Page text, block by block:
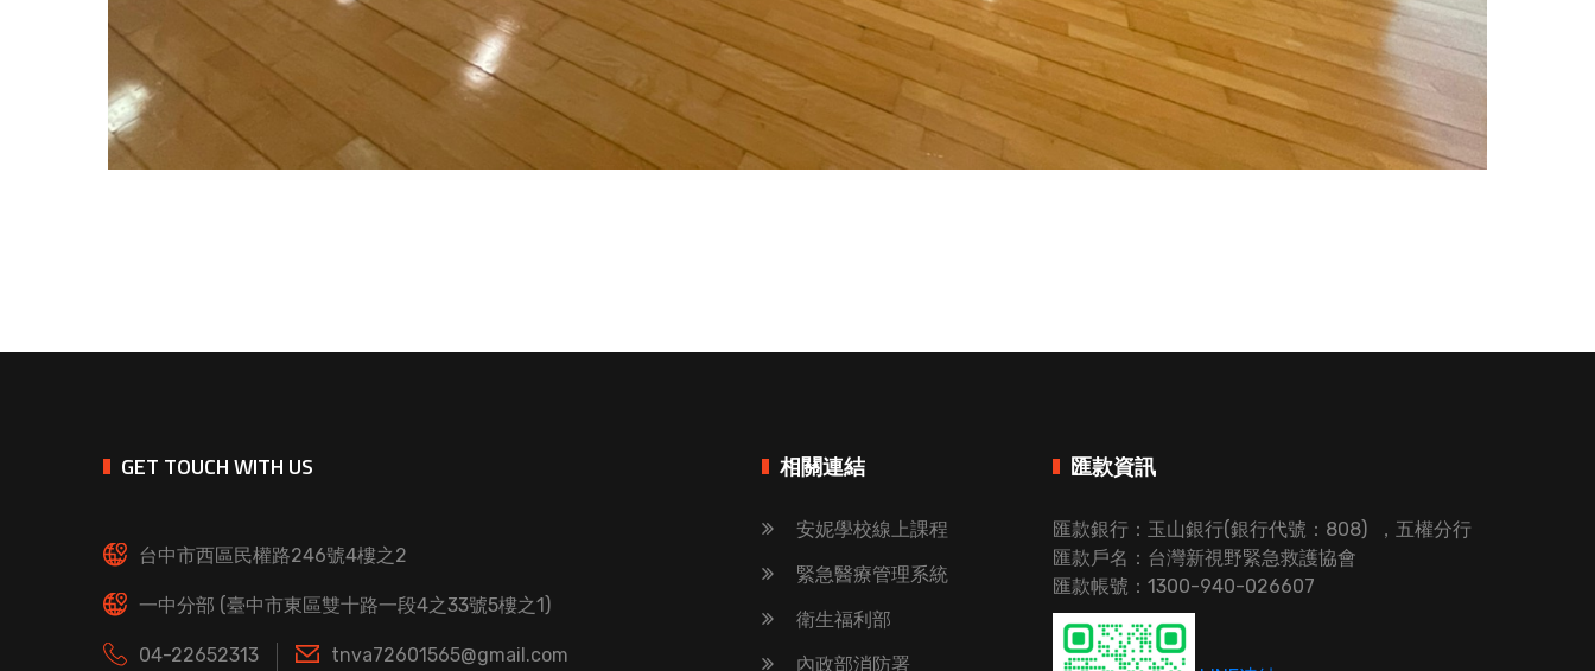
GET TOUCH WITH US
台中市西區民權路246號4樓之2
一中分部 (臺中市東區雙十路一段4之33號5樓之1)
04-22652313
tnva72601565@gmail.com
相關連結
安妮學校線上課程
緊急醫療管理系統
衛生福利部
內政部消防署
匯款資訊
匯款銀行：玉山銀行(銀行代號：808) ，五權分行
匯款戶名：台灣新視野緊急救護協會
匯款帳號：1300-940-026607